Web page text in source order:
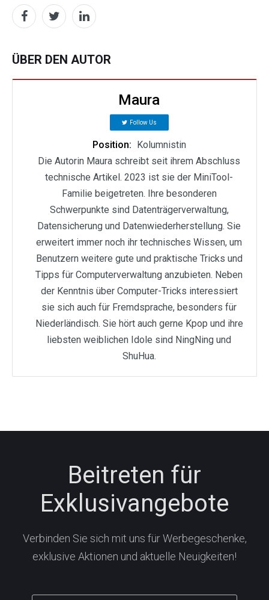
ÜBER DEN AUTOR
Maura
Follow Us
Position: Kolumnistin
Die Autorin Maura schreibt seit ihrem Abschluss
technische Artikel. 2023 ist sie der MiniTool-
Familie beigetreten. Ihre besonderen
Schwerpunkte sind Datenträgerverwaltung,
Datensicherung und Datenwiederherstellung. Sie
erweitert immer noch ihr technisches Wissen, um
Benutzern weitere gute und praktische Tricks und
Tipps für Computerverwaltung anzubieten. Neben
der Kenntnis über Computer-Tricks interessiert
sie sich auch für Fremdsprache, besonders für
Niederländisch. Sie hört auch gerne Kpop und ihre
liebsten weiblichen Idole sind NingNing und
ShuHua.
Beitreten für
Exklusivangebote
Verbinden Sie sich mit uns für Werbegeschenke,
exklusive Aktionen und aktuelle Neuigkeiten!